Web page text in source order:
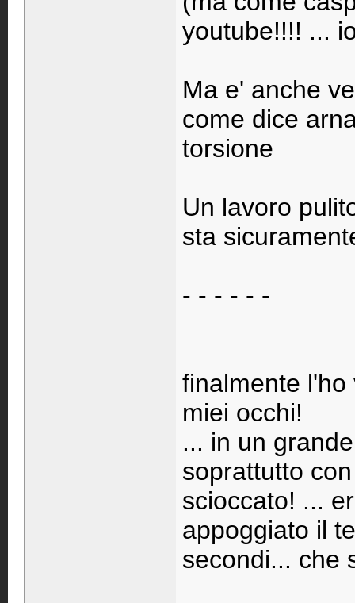
youtube!!!! ...
Ma e' anche
come dice
torsione
Un lavoro
sta
- - - - - -
finalmente
miei occhi!
... in un
soprattutto
scioccato! ...
appoggiato il
secondi... che